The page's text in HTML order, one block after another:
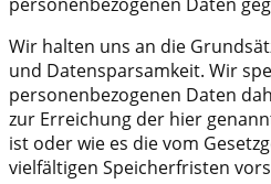
Wir halten uns an die
und Datensparsamkeit. Wir
personenbezogenen Daten
zur Erreichung der hier
ist oder wie es die vom
vielfältigen Speicherfristen